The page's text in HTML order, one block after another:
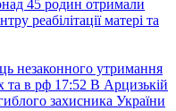
45 родин отримали
реабілітації матері та
незаконного утримання
та в рф 17:52 В Арцизькій
захисника України